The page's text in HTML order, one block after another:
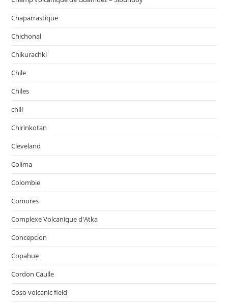
Chaparrastique
Chichonal
Chikurachki
Chile
Chiles
chili
Chirinkotan
Cleveland
Colima
Colombie
Comores
Complexe Volcanique d'Atka
Concepcion
Copahue
Cordon Caulle
Coso volcanic field